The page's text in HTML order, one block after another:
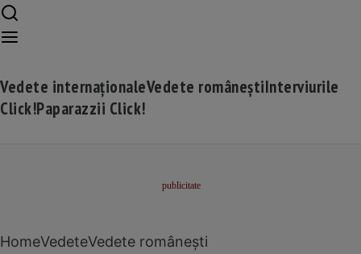
Vedete internaționaleVedete româneștiInterviurile
Click!Paparazzii Click!
HomeVedeteVedete românești